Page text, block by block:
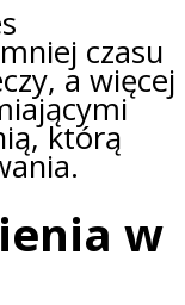
czasu
a więcej
którą
w